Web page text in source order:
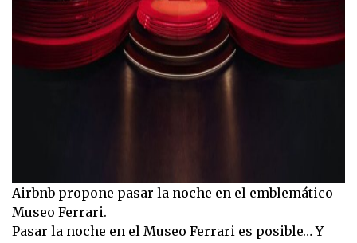
Airbnb propone pasar la noche en el emblemático
Museo Ferrari.
Pasar la noche en el Museo Ferrari es posible… Y